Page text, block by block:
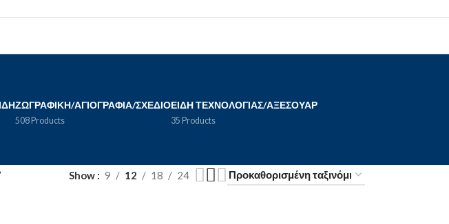
ΖΩΓΡΑΦΙΚΉ/ΑΓΙΟΓΡΑΦΊΑ/ΣΧΈΔΙΟ
508 Products
ΕΊΔΗ ΤΕΧΝΟΛΟΓΊΑΣ/ΑΞΕΣΟΥΆΡ
35 Products
Show 9 12 18 24